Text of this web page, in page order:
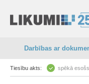
Darbības ar
Tiesību akts: spēkā esošs